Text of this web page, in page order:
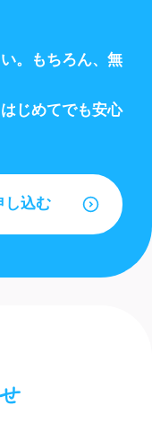
。もちろん、無
じめてでも安心
し込む